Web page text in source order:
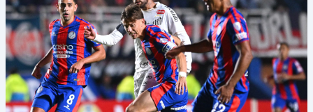
HIZO
TODO
POR
GANAR.
SANTOS
HIZO
TIEMPO